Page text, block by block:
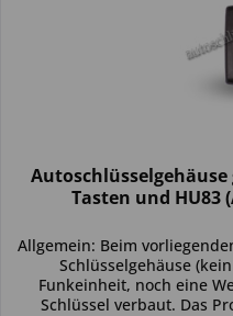
Tasten und
Allgemein: Beim
Schlüsselgehäuse
Funkeinheit, noch eine
Schlüssel verbaut. Das